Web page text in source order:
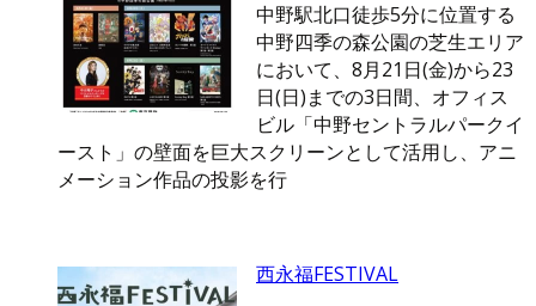
中野駅北口徒歩5分に位置する
中野四季の森公園の芝生エリア
において、8月21日(金)から23
日(日)までの3日間、オフィス
ビル「中野セントラルパークイ
ースト」の壁面を巨大スクリーンとして活用し、アニ
メーション作品の投影を行
西永福FESTIVAL